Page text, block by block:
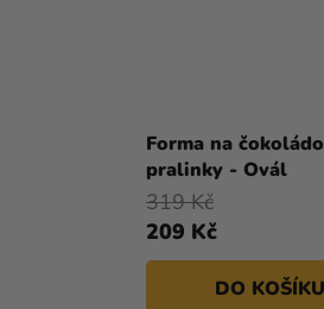
Forma na
pralinky - Ovál
209 Kč
319 Kč
DO KOŠÍKU